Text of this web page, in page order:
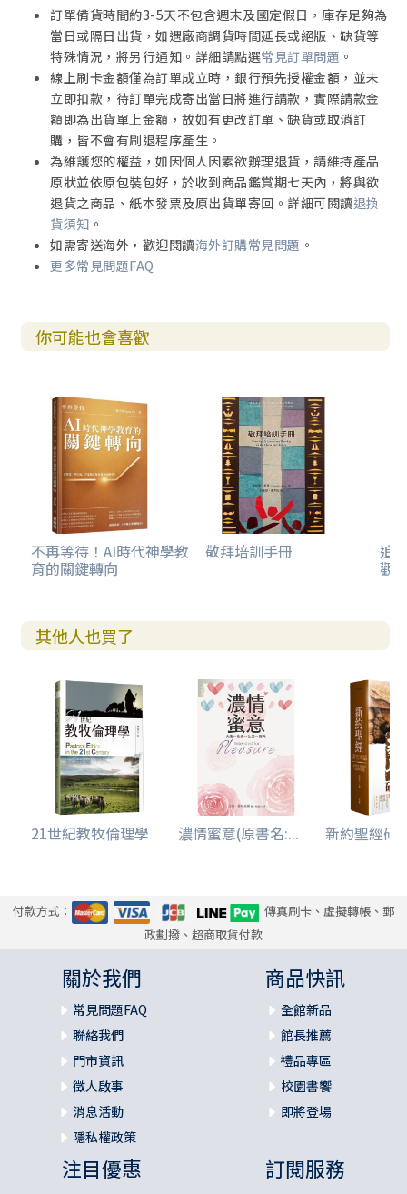
訂單備貨時間約3-5天不包含週末及國定假日，庫存足夠為
當日或隔日出貨，如遇廠商調貨時間延長或絕版、缺貨等
特殊情況，將另行通知。詳細請點選常見訂單問題 。
線上刷卡金額僅為訂單成立時，銀行預先授權金額，並未
立即扣款，待訂單完成寄出當日將進行請款，實際請款金
額即為出貨單上金額，故如有更改訂單、缺貨或取消訂
購，皆不會有刷退程序產生。
為維護您的權益，如因個人因素欲辦理退貨，請維持產品
原狀並依原包裝包好，於收到商品鑑賞期七天內，將與欲
退貨之商品、紙本發票及原出貨單寄回。詳細可閱讀退換
貨須知 。
如需寄送海外，歡迎閱讀海外訂購常見問題 。
更多常見問題FAQ
你可能也會喜歡
不再等待！AI時代神學教
育的關鍵轉向
敬拜培訓手冊 追
觀
其他人也買了
21世紀教牧倫理學 濃情蜜意(原書名:... 新約聖經研
付款方式：
傳真刷卡、虛擬轉帳、郵
政劃撥、超商取貨付款
關於我們
常見問題FAQ
聯絡我們
門市資訊
徵人啟事
消息活動
隱私權政策
商品快訊
全館新品
館長推薦
禮品專區
校園書饗
即將登場
注目優惠 訂閱服務